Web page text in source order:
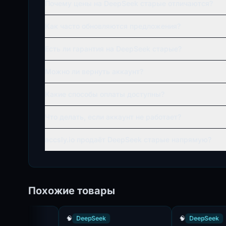
Похожие товары
DeepSeek DeepSeek